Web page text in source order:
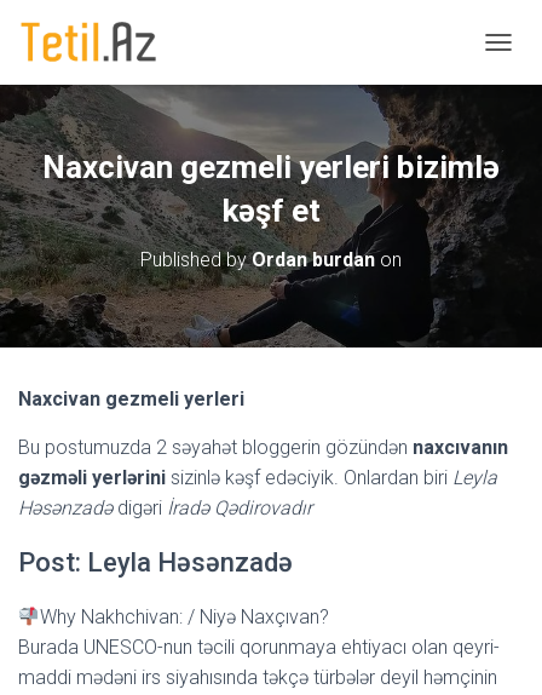
O
L
E
N
A
Naxcivan gezmeli yerleri bizimlə
kəşf et
Published byOrdan burdanon
Naxcivan gezmeli yerleri
Bu postumuzda 2 səyahət bloggerin gözündən naxcıvanın
gəzməli yerlərini sizinlə kəşf edəciyik. Onlardan biri Leyla
Həsənzadədigəri İradə Qədirovadır
Post: Leyla Həsənzadə
Why Nakhchivan: / Niyə Naxçıvan?
Burada UNESCO-nun təcili qorunmaya ehtiyacı olan qeyri-
maddi mədəni irs siyahısında təkçə türbələr deyil həmçinin